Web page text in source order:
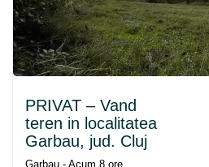
PRIVAT – Vand
teren in localitatea
Garbau, jud. Cluj
Garbau - Acum 8 ore